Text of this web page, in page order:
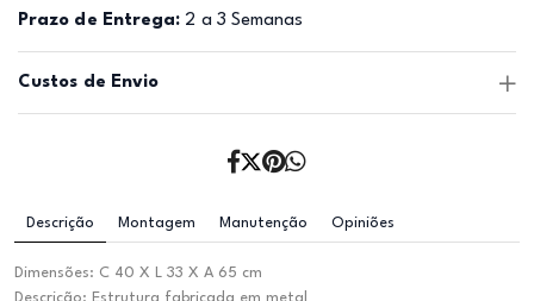
Prazo de Entrega: 2 a 3 Semanas
Custos de Envio
Descrição Montagem Manutenção Opiniões
Dimensões: C 40 X L 33 X A 65 cm